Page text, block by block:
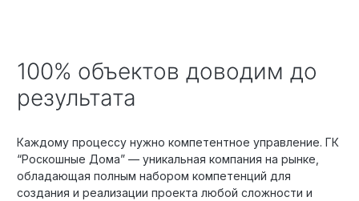
100% объектов доводим до
результата
Каждому процессу нужно компетентное управление. ГК
“Роскошные Дома” — уникальная компания на рынке,
обладающая полным набором компетенций для
создания и реализации проекта любой сложности и